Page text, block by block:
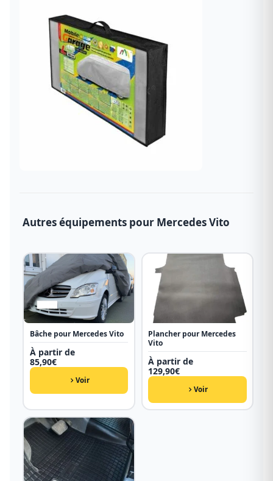
Autres équipements pour Mercedes Vito
Bâche pour Mercedes Vito
À partir de
85,90€
Voir
Plancher pour Mercedes
Vito
À partir de
129,90€
Voir